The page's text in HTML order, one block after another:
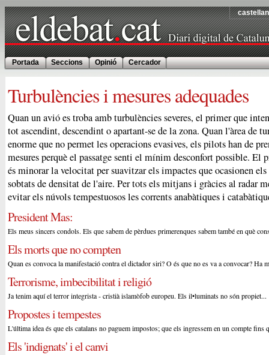
Portada Seccions Opinió Cercador
Turbulències i mesures adequades
Quan un avió es troba amb turbulències severes, el primer que
tot ascendint, descendint o apartant-se de la zona. Quan l'àrea de
enorme que no permet les operacions evasives, els pilots han de
mesures perquè el passatge senti el mínim desconfort possible. El
és minorar la velocitat per suavitzar els impactes que ocasionen
sobtats de densitat de l'aire. Per tots els mitjans i gràcies al radar
evitar els núvols tempestuosos les corrents anabàtiques i
President Mas:
Els meus sincers condols. Els que sabem de pèrdues primerenques sabem també en què
Els morts que no compten
Quan es convoca la manifestació contra el dictador siri? O és que no es va a convocar? Ha
Terrorisme, imbecibilitat i religió
Ja tenim aquí el terror integrista - cristià islamòfob europeu. Els il•luminats no són propiet...
Propostes i tempestes
L'última idea és que els catalans no paguem impostos; que els ingressem en un compte fins
Els 'indignats' i el canvi